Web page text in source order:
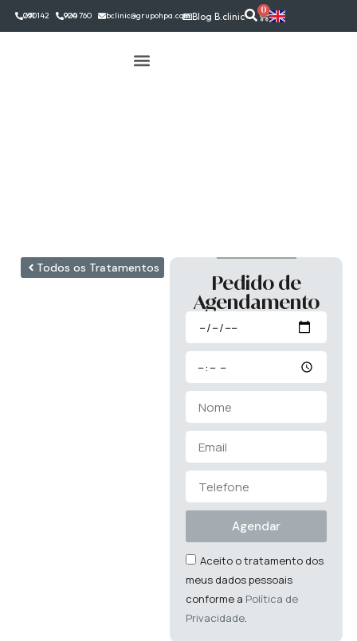
291 142 030 924 760 900 bclinic@grupohpa.comBlog B.clinic
0
Todos os Tratamentos
Pedido de
Agendamento
Aceito o tratamento dos
meus dados pessoais
conforme a Política de
Privacidade.
Agendar